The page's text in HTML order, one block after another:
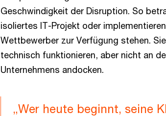
Geschwindigkeit der Disruption. So
isoliertes IT-Projekt oder
Wettbewerber zur Verfügung stehen.
technisch funktionieren, aber nicht an
Unternehmens andocken.
„Wer heute beginnt, seine